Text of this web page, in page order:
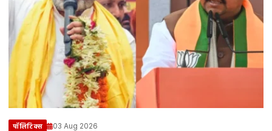
पॉलिटिक्स 03 Aug 2026